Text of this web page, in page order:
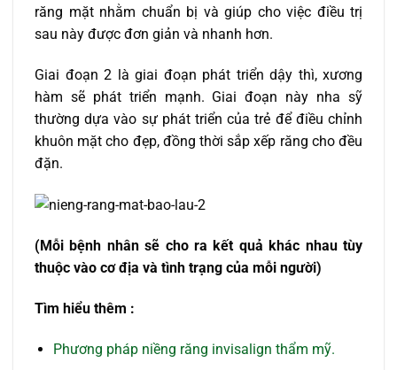
răng mặt nhằm chuẩn bị và giúp cho việc điều trị
sau này được đơn giản và nhanh hơn.
Giai đoạn 2 là giai đoạn phát triển dậy thì, xương
hàm sẽ phát triển mạnh. Giai đoạn này nha sỹ
thường dựa vào sự phát triển của trẻ để điều chỉnh
khuôn mặt cho đẹp, đồng thời sắp xếp răng cho đều
đặn.
(Mỗi bệnh nhân sẽ cho ra kết quả khác nhau tùy
thuộc vào cơ địa và tình trạng của mỗi người)
Tìm hiểu thêm :
Phương pháp niềng răng invisalign thẩm mỹ.